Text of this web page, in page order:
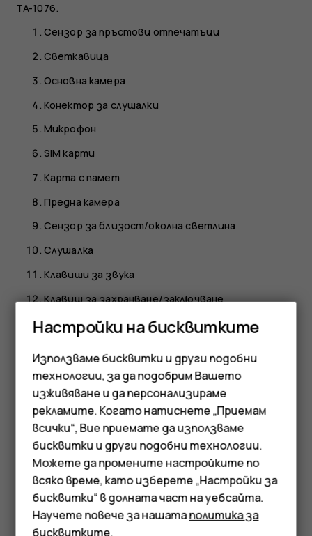
Смартфони
Мобилни телефони
Аксесоари
Таблети
TA-1076.
Сензор за пръстови отпечатъци
Светкавица
Основна камера
Конектор за слушалки
Микрофон
SIM карти
Карта с памет
Предна камера
Сензор за близост/околна светлина
Слушалка
Клавиши за звука
Клавиш за захранване/заключване
Конектор за USB
Високоговорител
Някои от аксесоарите, споменати в това
ръководство на потребителя, като зарядно
устройство, слушалки или кабел за данни, може да се
продават отделно.
Части и конектори, магнетизъм
Не свързвайте към продукти, които създават
изходен сигнал, тъй като това може да повреди
Настройки на бисквитките
Използваме бисквитки и други подобни
технологии, за да подобрим Вашето
изживяване и да персонализираме
рекламите. Когато натиснете „Приемам
всички“, Вие приемате да използваме
бисквитки и други подобни технологии.
Можете да промените настройките по
всяко време, като изберете „Настройки за
бисквитки“ в долната част на уебсайта.
Научете повече за нашатаполитика за
бисквитките.